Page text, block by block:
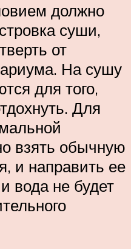
должно
суши,
от
На сушу
для того,
Для
взять обычную
и направить ее
вода не будет